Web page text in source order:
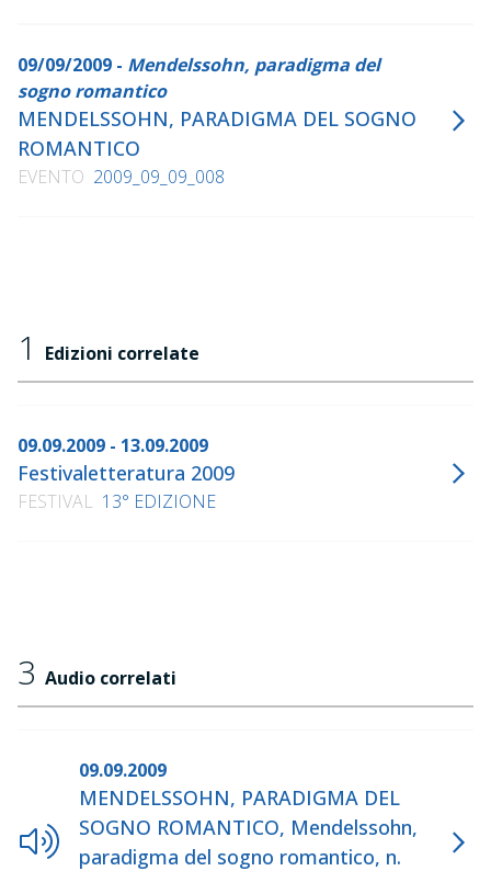
09/09/2009 - Mendelssohn, paradigma del
sogno romantico
MENDELSSOHN, PARADIGMA DEL SOGNO
ROMANTICO
EVENTO 2009_09_09_008
1 Edizioni correlate
09.09.2009 - 13.09.2009
Festivaletteratura 2009
FESTIVAL 13° EDIZIONE
3 Audio correlati
09.09.2009
MENDELSSOHN, PARADIGMA DEL
SOGNO ROMANTICO, Mendelssohn,
paradigma del sogno romantico, n.